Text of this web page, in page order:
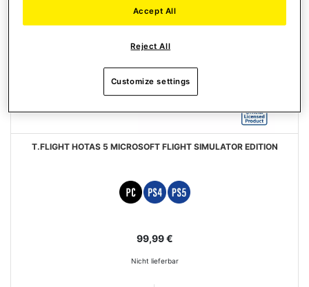
T.FLIGHT HOTAS 5 MICROSOFT FLIGHT SIMULATOR EDITION
99,99 €
Nicht lieferbar
Reject All
Accept All
Customize settings